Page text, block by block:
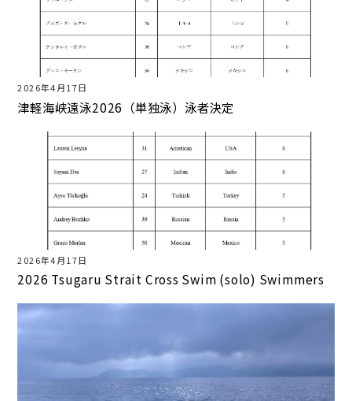
2026年4月17日
津軽海峡遠泳2026（単独泳）泳者決定
2026年4月17日
2026 Tsugaru Strait Cross Swim (solo) Swimmers